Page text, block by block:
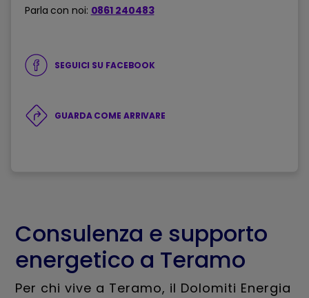
Parla con noi: 0861 240483
SEGUICI SU FACEBOOK
GUARDA COME ARRIVARE
Consulenza e supporto
energetico a Teramo
Per chi vive a Teramo, il Dolomiti Energia